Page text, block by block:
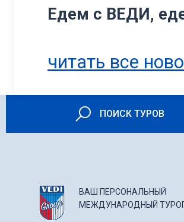
Едем с ВЕДИ,
читать все
ПОИСК ТУРОВ
ВАШ ПЕРСОНАЛЬНЫЙ
МЕЖДУНАРОДНЫЙ